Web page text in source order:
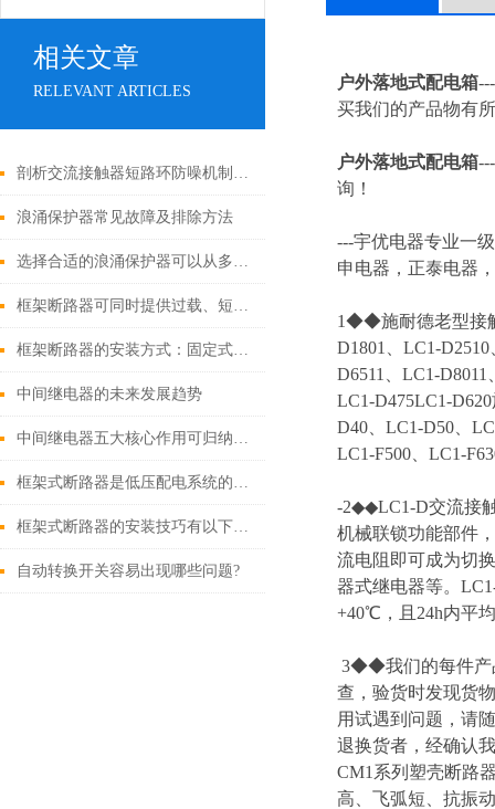
相关文章
RELEVANT ARTICLES
剖析交流接触器短路环防噪机制与电气安全操作红线
浪涌保护器常见故障及排除方法
选择合适的浪涌保护器可以从多个角度探讨
框架断路器可同时提供过载、短路、漏电保护功能
框架断路器的安装方式：固定式，插入式，抽出式
中间继电器的未来发展趋势
中间继电器五大核心作用可归纳如下
框架式断路器是低压配电系统的核心保护设备
框架式断路器的安装技巧有以下这些
自动转换开关容易出现哪些问题?
户外落地式配电箱
买我们的产品物有
户外落地式配电箱---
询！
---宇优电器专业一
申电器，正泰电器
1◆◆施耐德老型接
D1801、LC1-
D6511、LC1-
LC1-D475LC1-
D40、LC1-D50、
LC1-F500、LC1-
-2◆◆LC1-D交流接
机械联锁功能部件
流电阻即可成为切
器式继电器等。
+40℃，且24h内平
3◆◆我们的每件产
查，验货时发现货
用试遇到问题，请
退换货者，经确认
CM1系列塑壳断路
高、飞弧短、抗振